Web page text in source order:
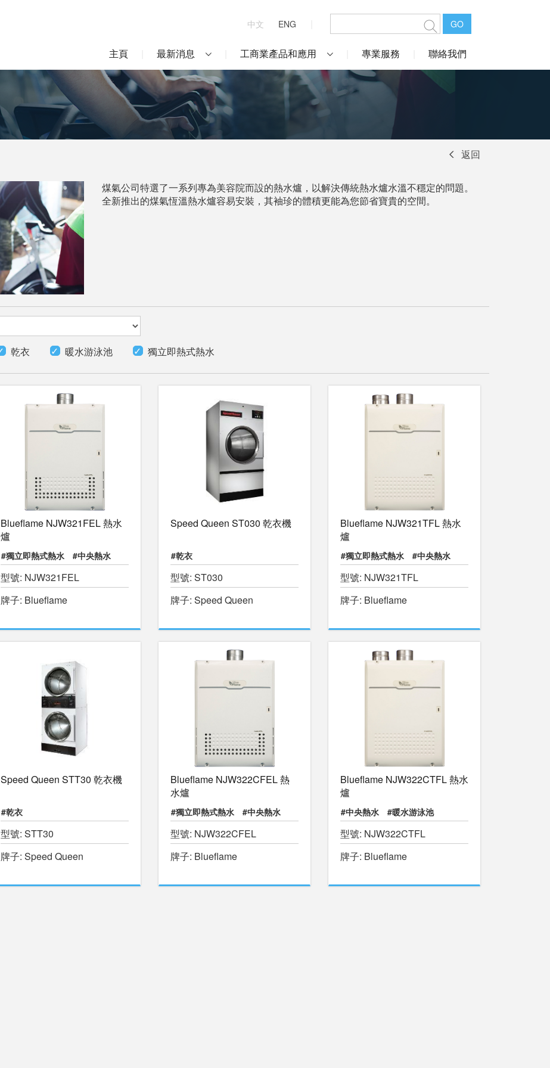
中文 ENG GO
主頁 最新消息 工商業產品和應用 專業服務 聯絡我們
返回
煤氣公司特選了一系列專為美容院而設的熱水爐，以解決傳統熱水爐水溫不穩定的問題。
全新推出的煤氣恆溫熱水爐容易安裝，其袖珍的體積更能為您節省寶貴的空間。
乾衣 暖水游泳池 獨立即熱式熱水
Blueflame NJW321FEL 熱水
爐
#獨立即熱式熱水
#中央熱水
#暖水游泳池
#物理治療池
型號: NJW321FEL
牌子: Blueflame
Speed Queen ST030 乾衣機
#乾衣
型號: ST030
牌子: Speed Queen
Blueflame NJW321TFL 熱水
爐
#獨立即熱式熱水
#中央熱水
#暖水游泳池
#物理治療池
型號: NJW321TFL
牌子: Blueflame
Speed Queen STT30 乾衣機
#乾衣
型號: STT30
牌子: Speed Queen
Blueflame NJW322CFEL 熱
水爐
#獨立即熱式熱水
#中央熱水
#暖水游泳池
#物理治療池
型號: NJW322CFEL
牌子: Blueflame
Blueflame NJW322CTFL 熱水
爐
#中央熱水
#暖水游泳池
#物理治療池
#獨立即熱式熱水
型號: NJW322CTFL
牌子: Blueflame